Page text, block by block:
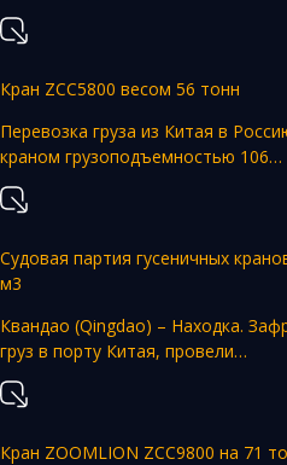
Кран ZCC5800 весом 56 тонн
Перевозка груза из Китая в
краном грузоподъемностью 106…
Судовая партия гусеничных
м3
Квандао (Qingdao) – Находка.
груз в порту Китая, провели…
Кран ZOOMLION ZCC9800 на 71